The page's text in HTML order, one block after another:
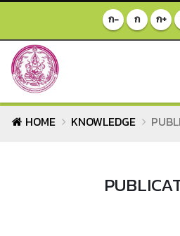
ก- ก ก+
HOME KNOWLEDGE